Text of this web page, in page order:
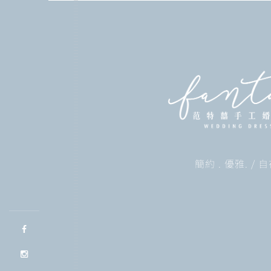
簡約 . 優雅. /